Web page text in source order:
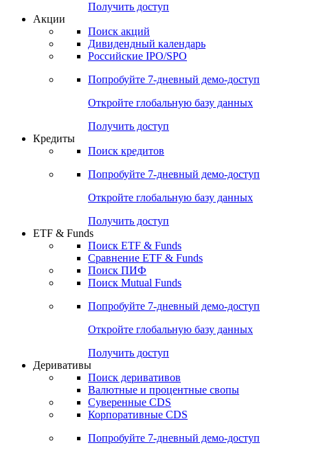
Получить доступ
Акции
Поиск акций
Дивидендный календарь
Российские IPO/SPO
Попробуйте 7-дневный демо-доступ
Откройте глобальную базу данных
Получить доступ
Кредиты
Поиск кредитов
Попробуйте 7-дневный демо-доступ
Откройте глобальную базу данных
Получить доступ
ETF & Funds
Поиск ETF & Funds
Сравнение ETF & Funds
Поиск ПИФ
Поиск Mutual Funds
Попробуйте 7-дневный демо-доступ
Откройте глобальную базу данных
Получить доступ
Деривативы
Поиск деривативов
Валютные и процентные свопы
Суверенные CDS
Корпоративные CDS
Попробуйте 7-дневный демо-доступ